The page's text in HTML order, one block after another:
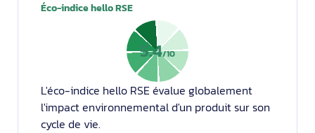
Éco-indice hello RSE
5.4/10
L'éco-indice hello RSE évalue globalement
l'impact environnemental d'un produit sur son
cycle de vie.